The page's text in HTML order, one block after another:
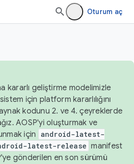
Oturum aç
kararlı geliştirme modelimizle
için platform kararlılığını
kodunu 2. ve 4. çeyreklerde
AOSP'yi oluşturmak ve
için
android-latest-
latest-release manifest
gönderilen en son sürümü